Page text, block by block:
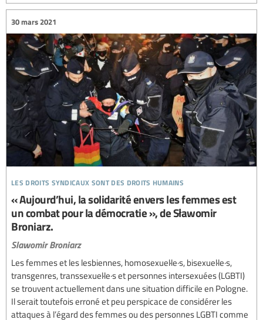
les droits syndicaux sont des droits humains
30 mars 2021
« Aujourd’hui, la solidarité envers les femmes est
un combat pour la démocratie », de Sławomir
Broniarz.
Slawomir Broniarz
Les femmes et les lesbiennes, homosexuel·le·s, bisexuel·le·s,
transgenres, transsexuel·le·s et personnes intersexuées (LGBTI)
se trouvent actuellement dans une situation difficile en Pologne.
Il serait toutefois erroné et peu perspicace de considérer les
attaques à l’égard des femmes ou des personnes LGBTI comme